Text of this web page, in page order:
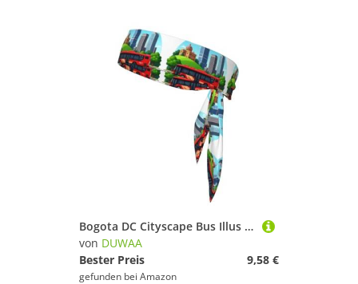
Bogota DC Cityscape Bus Illus Print Tie Stirnband für Damen und Herren, Ninja-Stirnbänder, verstellbar, feuchtigkeitsableitend, kühlendes Stirnband
von DUWAA
Bester Preis
9,58 €
gefunden bei Amazon